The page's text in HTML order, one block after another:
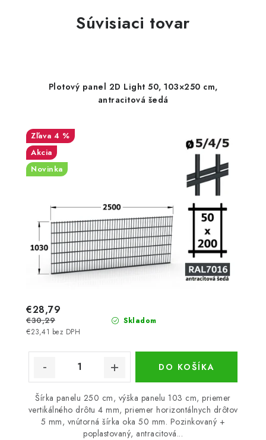
Súvisiaci tovar
Plotový panel 2D Light 50, 103×250 cm,
antracitová šedá
4 %
Akcia
Novinka
Skladom
€23,41 bez DPH
€28,79
€30,29
DO KOŠÍKA
Šírka panelu 250 cm, výška panelu 103 cm, priemer
vertikálného drôtu 4 mm, priemer horizontálnych drôtov
5 mm, vnútorná šírka oka 50 mm. Pozinkovaný +
poplastovaný, antracitová...